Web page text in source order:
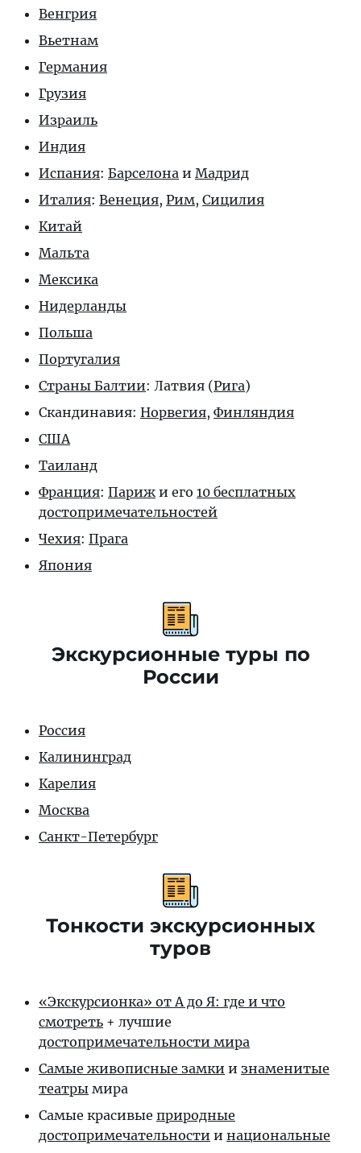
Венгрия
Вьетнам
Германия
Грузия
Израиль
Индия
Испания: Барселона и Мадрид
Италия: Венеция, Рим, Сицилия
Китай
Мальта
Мексика
Нидерланды
Польша
Португалия
Страны Балтии: Латвия (Рига)
Скандинавия: Норвегия, Финляндия
США
Таиланд
Франция: Париж и его 10 бесплатных
достопримечательностей
Чехия: Прага
Япония
Экскурсионные туры по
России
Россия
Калининград
Карелия
Москва
Санкт-Петербург
Тонкости экскурсионных
туров
«Экскурсионка» от А до Я: где и что
смотреть + лучшие
достопримечательности мира
Самые живописные замки и знаменитые
театры мира
Самые красивые природные
достопримечательности и национальные